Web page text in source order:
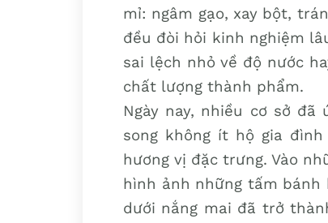
mỉ: ngâm gạo, xay bột,
đều đòi hỏi kinh nghiệm
sai lệch nhỏ về độ nước
chất lượng thành phẩm.
Ngày nay, nhiều cơ sở đã
song không ít hộ gia
hương vị đặc trưng. Vào
hình ảnh những tấm
dưới nắng mai đã trở